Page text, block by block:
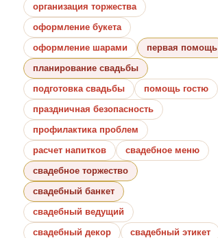
организация торжества
оформление букета
оформление шарами
первая помощь
планирование свадьбы
подготовка свадьбы
помощь гостю
праздничная безопасность
профилактика проблем
расчет напитков
свадебное меню
свадебное торжество
свадебный банкет
свадебный ведущий
свадебный декор
свадебный этикет